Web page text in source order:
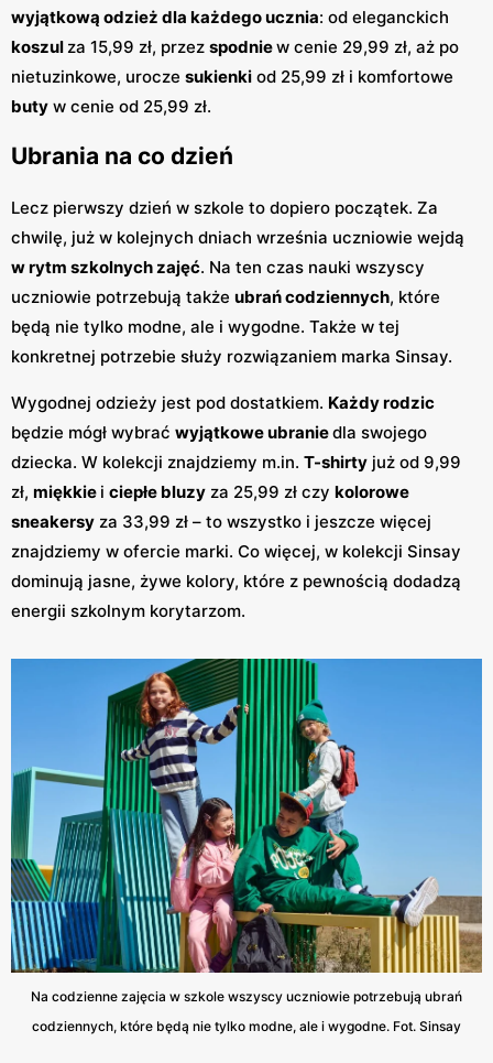
wyjątkową odzież dla każdego ucznia: od eleganckich
koszulza 15,99 zł, przez spodniew cenie 29,99 zł, aż po
nietuzinkowe, urocze sukienki od 25,99 zł i komfortowe
buty w cenie od 25,99 zł.
Ubrania na co dzień
Lecz pierwszy dzień w szkole to dopiero początek. Za
chwilę, już w kolejnych dniach września uczniowie wejdą
w rytm szkolnych zajęć. Na ten czas nauki wszyscy
uczniowie potrzebują także ubrań codziennych, które
będą nie tylko modne, ale i wygodne. Także w tej
konkretnej potrzebie służy rozwiązaniem marka Sinsay.
Wygodnej odzieży jest pod dostatkiem. Każdy rodzic
będzie mógł wybrać wyjątkowe ubraniedla swojego
dziecka. W kolekcji znajdziemy m.in. T-shirty już od 9,99
zł, miękkie i ciepłe bluzy za 25,99 zł czy kolorowe
sneakersy za 33,99 zł – to wszystko i jeszcze więcej
znajdziemy w ofercie marki. Co więcej, w kolekcji Sinsay
dominują jasne, żywe kolory, które z pewnością dodadzą
energii szkolnym korytarzom.
Na codzienne zajęcia w szkole wszyscy uczniowie potrzebują ubrań
codziennych, które będą nie tylko modne, ale i wygodne. Fot. Sinsay